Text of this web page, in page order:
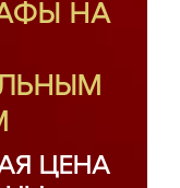
НА
ЦЕНА